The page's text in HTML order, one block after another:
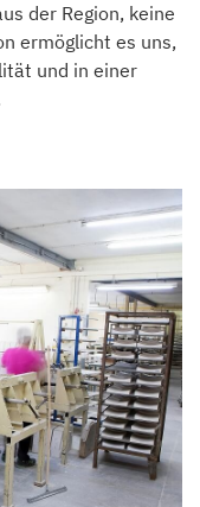
der Region, keine
ermöglicht es uns,
und in einer